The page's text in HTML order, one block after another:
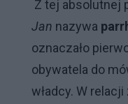
Z tej absolutnej
Jan nazywa
oznaczało
obywatela do
władcy. W relacji